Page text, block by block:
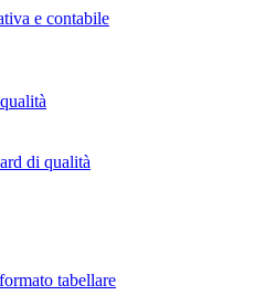
e contabile
di qualità
tabellare